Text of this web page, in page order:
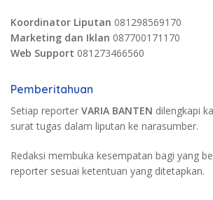
Koordinator Liputan 081298569170
Marketing dan Iklan 087700171170
Web Support 081273466560
Pemberitahuan
Setiap reporter VARIA BANTEN dilengkapi
surat tugas dalam liputan ke narasumber.
Redaksi membuka kesempatan bagi yang
reporter sesuai ketentuan yang ditetapkan.